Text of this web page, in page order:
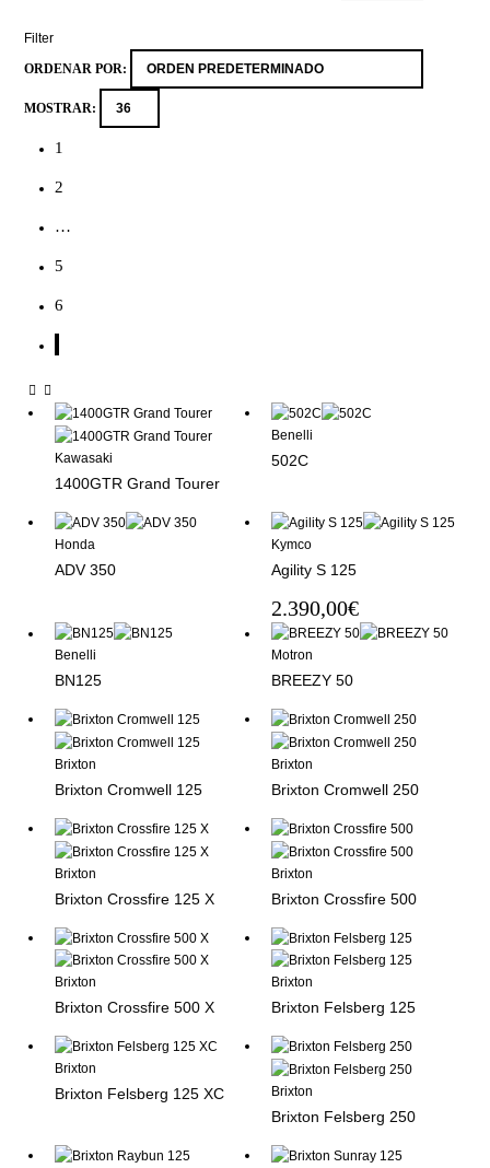
Filter
ORDENAR POR:
MOSTRAR:
1
2
…
5
6
Kawasaki
1400GTR Grand Tourer
Benelli
502C
Honda
ADV 350
Kymco
Agility S 125
2.390,00€
Benelli
BN125
Motron
BREEZY 50
Brixton
Brixton Cromwell 125
Brixton
Brixton Cromwell 250
Brixton
Brixton Crossfire 125 X
Brixton
Brixton Crossfire 500
Brixton
Brixton Crossfire 500 X
Brixton
Brixton Felsberg 125
Brixton
Brixton Felsberg 125 XC Brixton
Brixton Felsberg 250